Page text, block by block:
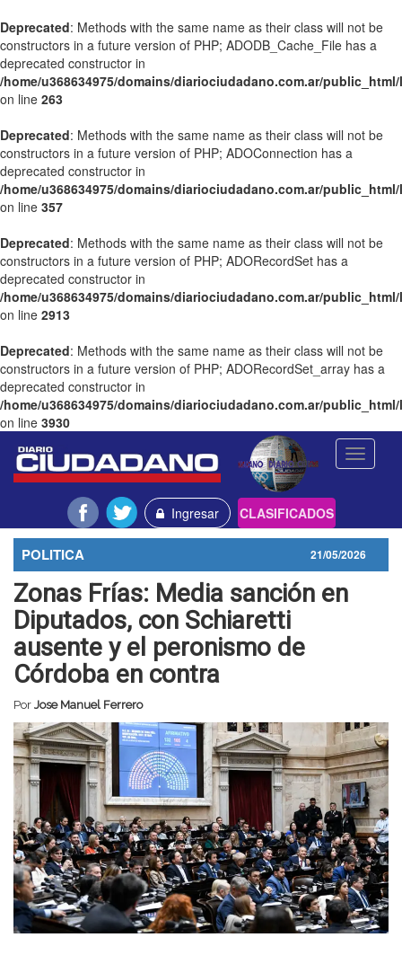
Deprecated: Methods with the same name as their class will not be
constructors in a future version of PHP; ADODB_Cache_File has a
deprecated constructor in
/home/u368634975/domains/diariociudadano.com.ar/
on line 263
Deprecated: Methods with the same name as their class will not be
constructors in a future version of PHP; ADOConnection has a
deprecated constructor in
/home/u368634975/domains/diariociudadano.com.ar/
on line 357
Deprecated: Methods with the same name as their class will not be
constructors in a future version of PHP; ADORecordSet has a
deprecated constructor in
/home/u368634975/domains/diariociudadano.com.ar/
on line 2913
Deprecated: Methods with the same name as their class will not be
constructors in a future version of PHP; ADORecordSet_array has a
deprecated constructor in
/home/u368634975/domains/diariociudadano.com.ar/
on line 3930
Toggle
Ingresar CLASIFICADOS
POLITICA 21/05/2026
Zonas Frías: Media sanción en
Diputados, con Schiaretti
ausente y el peronismo de
Córdoba en contra
Por Jose Manuel Ferrero